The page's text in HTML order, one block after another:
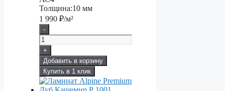
Толщина:10 мм
1 990 ₽/м²
-
+
Добавить в корзину
Купить в 1 клик